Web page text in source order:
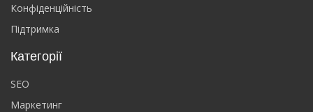
Конфіденційність
Підтримка
Категорії
SEO
Маркетинг